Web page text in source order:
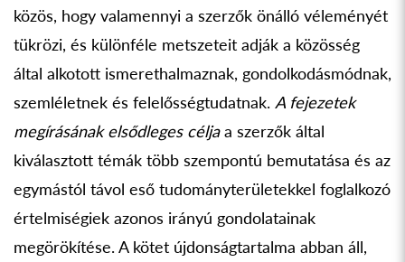
közös, hogy valamennyi a szerzők önálló véleményét
tükrözi, és különféle metszeteit adják a közösség
által alkotott ismerethalmaznak, gondolkodásmódnak,
szemléletnek és felelősségtudatnak. A fejezetek
megírásának elsődleges céljaa szerzők által
kiválasztott témák több szempontú bemutatása és az
egymástól távol eső tudományterületekkel foglalkozó
értelmiségiek azonos irányú gondolatainak
megörökítése. A kötet újdonságtartalma abban áll,